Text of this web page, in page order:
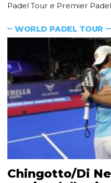
Padel Tour e Premier
WORLD PADEL TOUR
Chingotto/Di